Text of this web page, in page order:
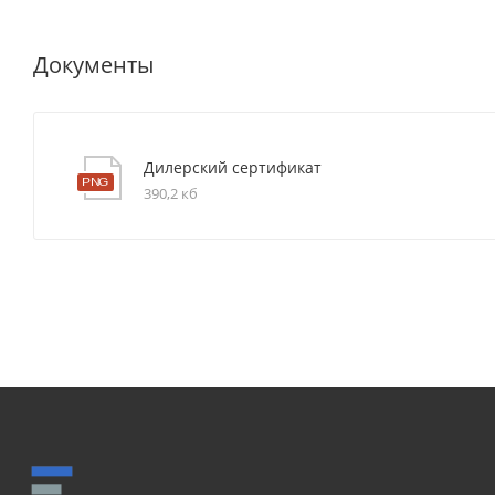
Документы
Дилерский сертификат
390,2 кб